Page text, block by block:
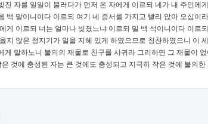
진 자를 일일이 불러다가 먼저 온 자에게 이르되 네가 내 주인에
백 말이니이다 이르되 여기 네 증서를 가지고 빨리 앉아 오십이
게 이르되 너는 얼마나 빚졌느냐 이르되 밀 백 석이니이다 이르
지 않은 청지기가 일을 지혜 있게 하였으므로 칭찬하였으니 이
게 말하노니 불의의 재물로 친구를 사귀라 그리하면 그 재물이
은 것에 충성된 자는 큰 것에도 충성되고 지극히 작은 것에 불의